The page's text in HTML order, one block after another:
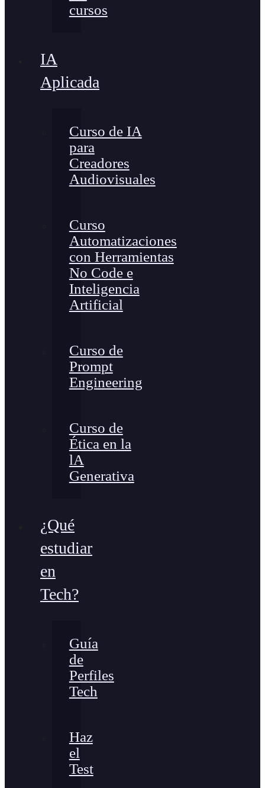
cursos
IA
Aplicada
Curso de IA
para
Creadores
Audiovisuales
Curso
Automatizaciones
con Herramientas
No Code e
Inteligencia
Artificial
Curso de
Prompt
Engineering
Curso de
Ética en la
lA
Generativa
¿Qué
estudiar
en
Tech?
Guía
de
Perfiles
Tech
Haz
el
Test